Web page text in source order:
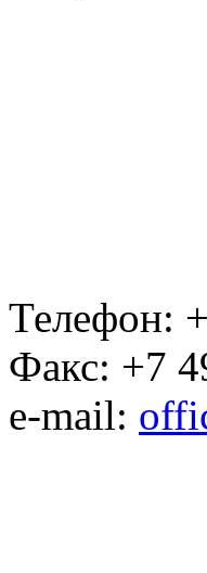
Телефон:
Факс: +7
e-mail: